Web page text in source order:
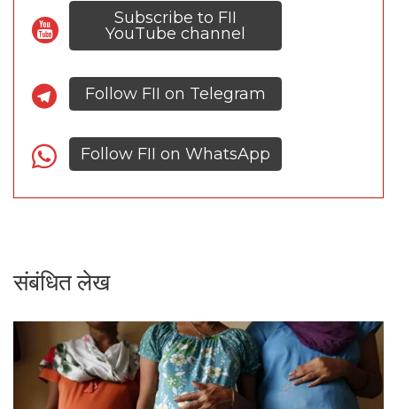
Subscribe to FII
YouTube channel
Follow FII on Telegram
Follow FII on WhatsApp
संबंधित लेख